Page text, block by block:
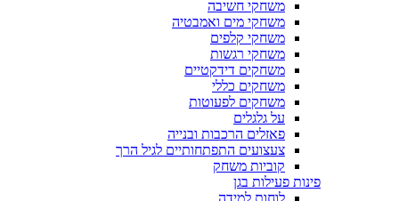
משחקי חשיבה
משחקי מים ואמבטיה
משחקי קלפים
משחקי רגשות
משחקים דידקטיים
משחקים כללי
משחקים לפעוטות
על גלגלים
פאזלים הרכבות ובנייה
צעצועים התפתחותיים לגיל הרך
קוביות משחק
פינות פעילות בגן
לוחות למידה